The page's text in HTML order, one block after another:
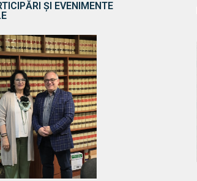
ȘI EVENIMENTE